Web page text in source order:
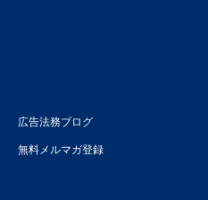
広告法務ブログ
無料メルマガ登録